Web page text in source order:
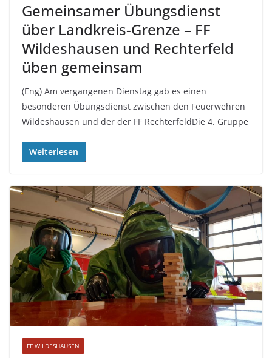
Gemeinsamer Übungsdienst
über Landkreis-Grenze – FF
Wildeshausen und Rechterfeld
üben gemeinsam
(Eng) Am vergangenen Dienstag gab es einen
besonderen Übungsdienst zwischen den Feuerwehren
Wildeshausen und der der FF RechterfeldDie 4. Gruppe
Weiterlesen
FF WILDESHAUSEN